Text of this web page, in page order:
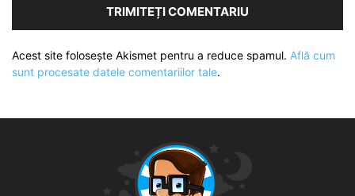
Acest site folosește Akismet pentru a reduce spamul. Află cum
sunt procesate datele comentariilor tale.